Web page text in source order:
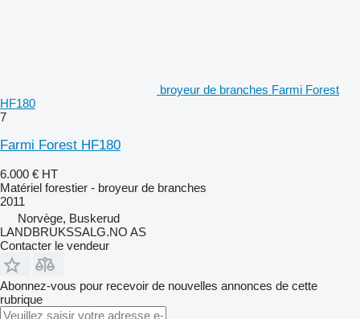
broyeur de branches Farmi Forest
HF180
7
Farmi Forest HF180
6.000 € HT
Matériel forestier - broyeur de branches
2011
Norvège, Buskerud
LANDBRUKSSALG.NO AS
Contacter le vendeur
Abonnez-vous pour recevoir de nouvelles annonces de cette
rubrique